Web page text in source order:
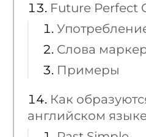
Future Perfect
Слова
Примеры
Как
английском